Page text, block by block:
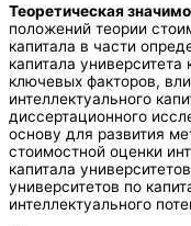
Теоретическая
положений теории
капитала в части
капитала
ключевых факторов,
интеллектуального
диссертационного
основу для развития
стоимостной оценки
капитала
университетов по
интеллектуального